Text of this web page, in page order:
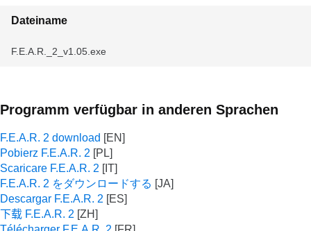
Dateiname
F.E.A.R._2_v1.05.exe
Programm verfügbar in anderen Sprachen
F.E.A.R. 2 download
Pobierz F.E.A.R. 2
Scaricare F.E.A.R. 2
F.E.A.R. 2 をダウンロードする
Descargar F.E.A.R. 2
下载 F.E.A.R. 2